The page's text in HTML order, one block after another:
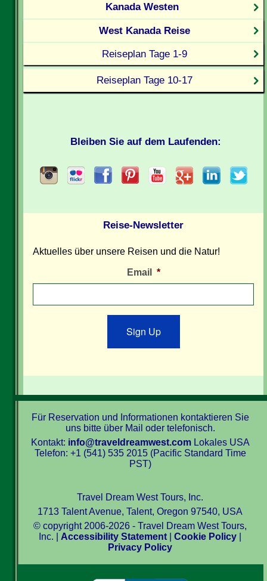
Kanada Westen
West Kanada Reise
Reiseplan Tage 1-9
Reiseplan Tage 10-17
Bleiben Sie auf dem Laufenden:
Reise-Newsletter
Aktuelles über unsere Reisen und die Natur!
Email *
Sign Up
Für Reservation und Informationen kontaktieren Sie
uns bitte über Mail oder telefonisch.
Kontakt: info@traveldreamwest.comLokales USA
Telefon: +1 (541) 535 2015 (Pacific Standard Time
PST)
Travel Dream West Tours, Inc.
1713 Talent Avenue, Talent, Oregon 97540, USA
© copyright 2006-2026 - Travel Dream West Tours,
Inc. | Accessibility Statement |Cookie Policy
Privacy Policy